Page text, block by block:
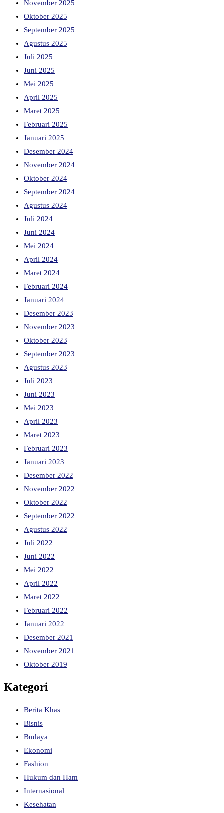
November 2025
Oktober 2025
September 2025
Agustus 2025
Juli 2025
Juni 2025
Mei 2025
April 2025
Maret 2025
Februari 2025
Januari 2025
Desember 2024
November 2024
Oktober 2024
September 2024
Agustus 2024
Juli 2024
Juni 2024
Mei 2024
April 2024
Maret 2024
Februari 2024
Januari 2024
Desember 2023
November 2023
Oktober 2023
September 2023
Agustus 2023
Juli 2023
Juni 2023
Mei 2023
April 2023
Maret 2023
Februari 2023
Januari 2023
Desember 2022
November 2022
Oktober 2022
September 2022
Agustus 2022
Juli 2022
Juni 2022
Mei 2022
April 2022
Maret 2022
Februari 2022
Januari 2022
Desember 2021
November 2021
Oktober 2019
Kategori
Berita Khas
Bisnis
Budaya
Ekonomi
Fashion
Hukum dan Ham
Internasional
Kesehatan